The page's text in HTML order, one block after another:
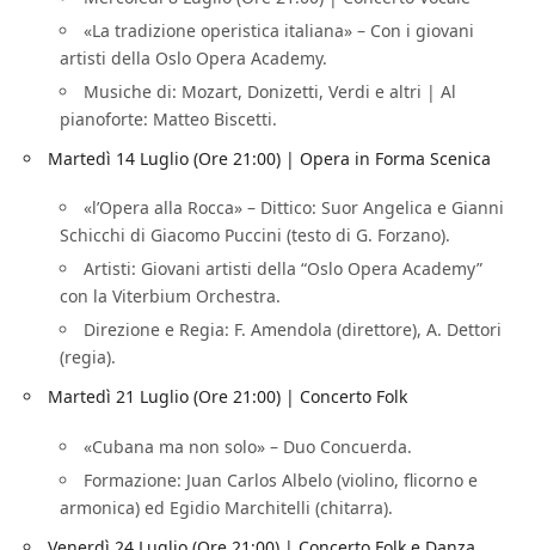
«La tradizione operistica italiana» – Con i giovani
artisti della Oslo Opera Academy.
Musiche di: Mozart, Donizetti, Verdi e altri | Al
pianoforte: Matteo Biscetti.
Martedì 14 Luglio (Ore 21:00) | Opera in Forma Scenica
«l’Opera alla Rocca» – Dittico: Suor Angelica e Gianni
Schicchi di Giacomo Puccini (testo di G. Forzano).
Artisti: Giovani artisti della “Oslo Opera Academy”
con la Viterbium Orchestra.
Direzione e Regia: F. Amendola (direttore), A. Dettori
(regia).
Martedì 21 Luglio (Ore 21:00) | Concerto Folk
«Cubana ma non solo» – Duo Concuerda.
Formazione: Juan Carlos Albelo (violino, flicorno e
armonica) ed Egidio Marchitelli (chitarra).